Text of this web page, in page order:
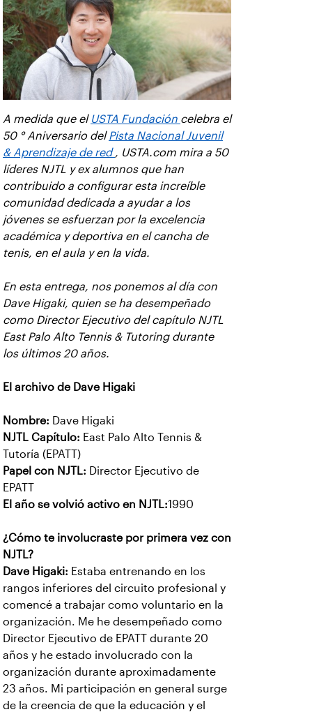
A medida que el USTA Fundación celebra el
50 ° Aniversario delPista Nacional Juvenil
& Aprendizaje de red , USTA.com mira a 50
líderes NJTL y ex alumnos que han
contribuido a configurar esta increíble
comunidad dedicada a ayudar a los
jóvenes se esfuerzan por la excelencia
académica y deportiva en el cancha de
tenis, en el aula y en la vida.
En esta entrega, nos ponemos al día con
Dave Higaki, quien se ha desempeñado
como Director Ejecutivo del capítulo NJTL
East Palo Alto Tennis & Tutoring durante
los últimos 20 años.
El archivo de Dave Higaki
Nombre: Dave Higaki
NJTL Capítulo: East Palo Alto Tennis &
Tutoría (EPATT)
Papel con NJTL: Director Ejecutivo de
EPATT
El año se volvió activo en NJTL:1990
¿Cómo te involucraste por primera vez con
NJTL?
Dave Higaki: Estaba entrenando en los
rangos inferiores del circuito profesional y
comencé a trabajar como voluntario en la
organización. Me he desempeñado como
Director Ejecutivo de EPATT durante 20
años y he estado involucrado con la
organización durante aproximadamente
23 años. Mi participación en general surge
de la creencia de que la educación y el